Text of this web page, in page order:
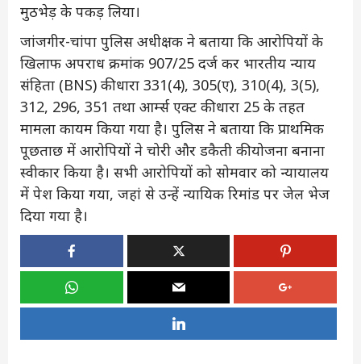
मुठभेड़ के पकड़ लिया।
जांजगीर-चांपा पुलिस अधीक्षक ने बताया कि आरोपियों के
खिलाफ अपराध क्रमांक 907/25 दर्ज कर भारतीय न्याय
संहिता (BNS) की धारा 331(4), 305(ए), 310(4), 3(5),
312, 296, 351 तथा आर्म्स एक्ट की धारा 25 के तहत
मामला कायम किया गया है। पुलिस ने बताया कि प्राथमिक
पूछताछ में आरोपियों ने चोरी और डकैती की योजना बनाना
स्वीकार किया है। सभी आरोपियों को सोमवार को न्यायालय
में पेश किया गया, जहां से उन्हें न्यायिक रिमांड पर जेल भेज
दिया गया है।